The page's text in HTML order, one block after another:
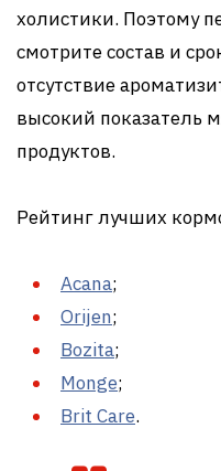
холистики. Поэтому
смотрите состав и
отсутствие
высокий показатель
продуктов.
Рейтинг лучших
Acana;
Orijen;
Bozita;
Monge;
Brit Care.